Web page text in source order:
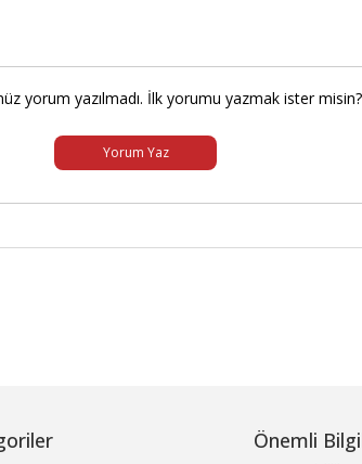
yorum yazılmadı. İlk yorumu yazmak ister misin?
Yorum Yaz
Önemli